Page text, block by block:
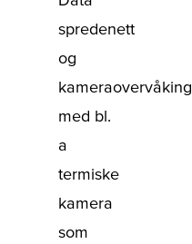
spredenett
og
kameraovervåking
med bl.
a
termiske
kamera
som